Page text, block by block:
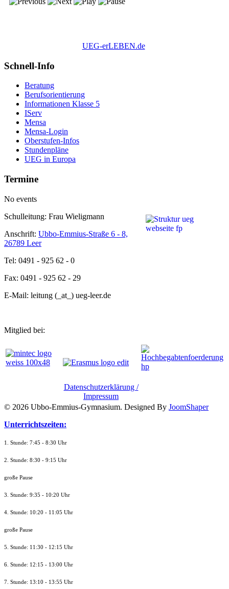
UEG-erLEBEN.de
Schnell-Info
Beratung
Berufsorientierung
Informationen Klasse 5
IServ
Mensa
Mensa-Login
Oberstufen-Infos
Stundenpläne
UEG in Europa
Termine
No events
Schulleitung: Frau Wieligmann
Anschrift: Ubbo-Emmius-Straße 6 - 8,
26789 Leer
Tel: 0491 - 925 62 - 0
Fax: 0491 - 925 62 - 29
E-Mail: leitung (_at_) ueg-leer.de
Mitglied bei:
Datenschutzerklärung /
Impressum
© 2026 Ubbo-Emmius-Gymnasium. Designed By JoomShaper
Unterrichtszeiten:
1. Stunde: 7:45 - 8:30 Uhr
2. Stunde: 8:30 - 9:15 Uhr
große Pause
3. Stunde: 9:35 - 10:20 Uhr
4. Stunde: 10:20 - 11:05 Uhr
große Pause
5. Stunde: 11:30 - 12:15 Uhr
6. Stunde: 12:15 - 13:00 Uhr
7. Stunde: 13:10 - 13:55 Uhr